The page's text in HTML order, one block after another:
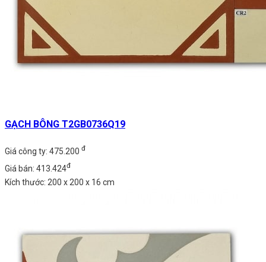
GẠCH BÔNG T2GB0736Q19
Giá công ty: 475.200 đ
Giá bán: 413.424đ
Kích thước: 200 x 200 x 16 cm